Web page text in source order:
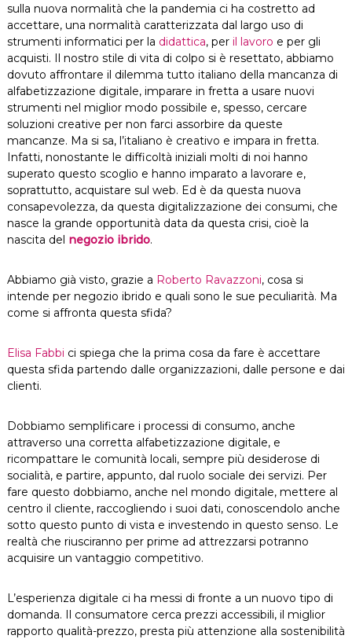
sulla nuova normalità che la pandemia ci ha costretto ad
accettare, una normalità caratterizzata dal largo uso di
strumenti informatici per la didattica, per il lavoro e per gli
acquisti. Il nostro stile di vita di colpo si è resettato, abbiamo
dovuto affrontare il dilemma tutto italiano della mancanza di
alfabetizzazione digitale, imparare in fretta a usare nuovi
strumenti nel miglior modo possibile e, spesso, cercare
soluzioni creative per non farci assorbire da queste
mancanze. Ma si sa, l’italiano è creativo e impara in fretta.
Infatti, nonostante le difficoltà iniziali molti di noi hanno
superato questo scoglio e hanno imparato a lavorare e,
soprattutto, acquistare sul web. Ed è da questa nuova
consapevolezza, da questa digitalizzazione dei consumi, che
nasce la grande opportunità data da questa crisi, cioè la
nascita del negozio ibrido.
Abbiamo già visto, grazie a Roberto Ravazzoni, cosa si
intende per negozio ibrido e quali sono le sue peculiarità. Ma
come si affronta questa sfida?
Elisa Fabbi ci spiega che la prima cosa da fare è accettare
questa sfida partendo dalle organizzazioni, dalle persone e dai
clienti.
Dobbiamo semplificare i processi di consumo, anche
attraverso una corretta alfabetizzazione digitale, e
ricompattare le comunità locali, sempre più desiderose di
socialità, e partire, appunto, dal ruolo sociale dei servizi. Per
fare questo dobbiamo, anche nel mondo digitale, mettere al
centro il cliente, raccogliendo i suoi dati, conoscendolo anche
sotto questo punto di vista e investendo in questo senso. Le
realtà che riusciranno per prime ad attrezzarsi potranno
acquisire un vantaggio competitivo.
L’esperienza digitale ci ha messi di fronte a un nuovo tipo di
domanda. Il consumatore cerca prezzi accessibili, il miglior
rapporto qualità-prezzo, presta più attenzione alla sostenibilità